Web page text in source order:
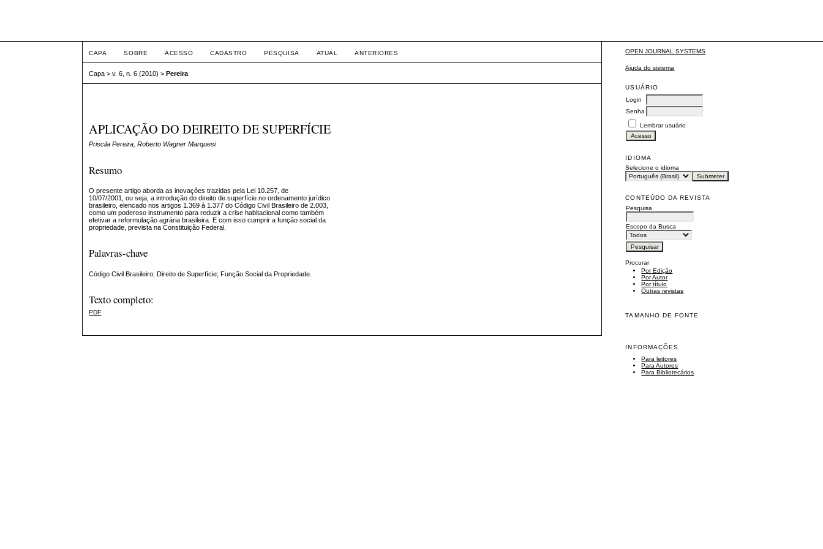
OPEN JOURNAL SYSTEMS
Ajuda do sistema
USUÁRIO
Login
Senha
Lembrar usuário
IDIOMA
Selecione o idioma
CONTEÚDO DA REVISTA
Pesquisa
Escopo da Busca
Procurar
Por Edição
Por Autor
Por título
Outras revistas
TAMANHO DE FONTE
INFORMAÇÕES
Para leitores
Para Autores
Para Bibliotecários
CAPA SOBRE ACESSO CADASTRO PESQUISA ATUAL ANTERIORES
Capa >v. 6, n. 6 (2010) >Pereira
APLICAÇÃO DO DEIREITO DE SUPERFÍCIE
Priscila Pereira, Roberto Wagner Marquesi
Resumo
O presente artigo aborda as inovações trazidas pela Lei 10.257, de
10/07/2001, ou seja, a introdução do direito de superfície no ordenamento jurídico
brasileiro, elencado nos artigos 1.369 à 1.377 do Código Civil Brasileiro de 2.003,
como um poderoso instrumento para reduzir a crise habitacional como também
efetivar a reformulação agrária brasileira. E com isso cumprir a função social da
propriedade, prevista na Constituição Federal.
Palavras-chave
Código Civil Brasileiro; Direito de Superfície; Função Social da Propriedade.
Texto completo:
PDF